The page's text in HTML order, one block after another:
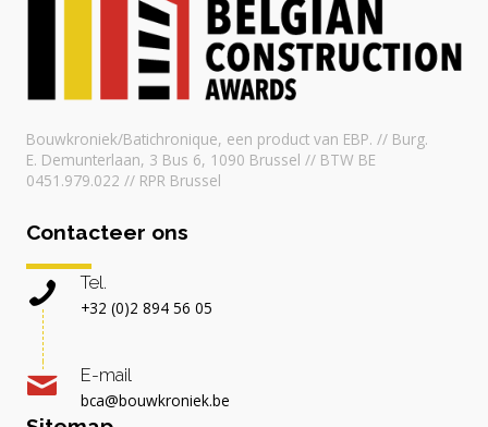
Bouwkroniek/Batichronique, een product van EBP. // Burg.
E. Demunterlaan, 3 Bus 6, 1090 Brussel // BTW BE
0451.979.022 // RPR Brussel
Contacteer ons
Tel.
+32 (0)2 894 56 05
E-mail
bca@bouwkroniek.be